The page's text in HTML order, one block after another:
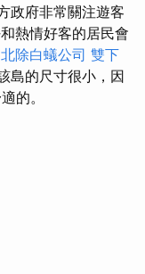
政府非常關注遊客
熱情好客的居民會
除白蟻公司 雙下
島的尺寸很小，因
的。